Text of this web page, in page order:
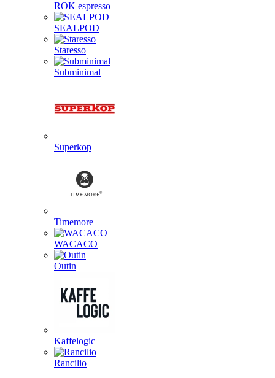
ROK espresso
SEALPOD
Staresso
Subminimal
Superkop
Timemore
WACACO
Outin
Kaffelogic
Rancilio